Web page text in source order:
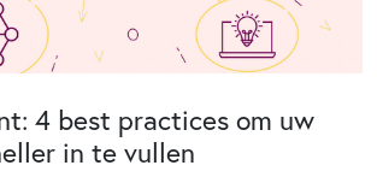
4 best practices om uw
in te vullen